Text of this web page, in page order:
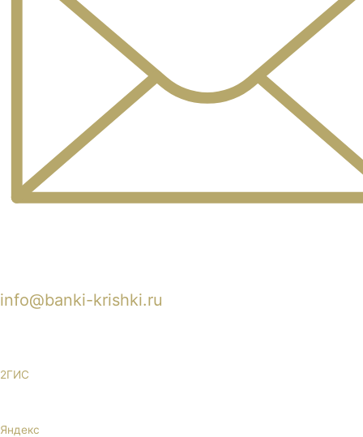
info@banki-krishki.ru
2ГИС
Яндекс